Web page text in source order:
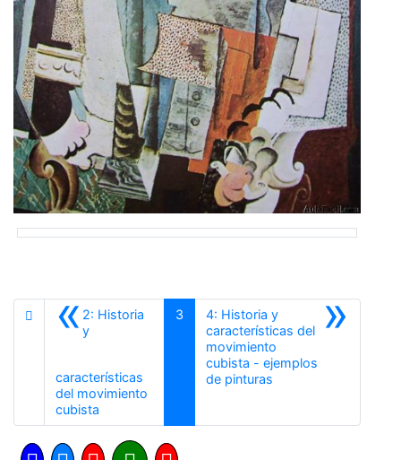
«2: Historia
y
características
del movimiento
cubista
3 »
4: Historia y
características del
movimiento
cubista - ejemplos
de pinturasSiguiente